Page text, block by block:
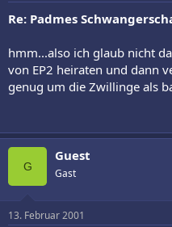
Re: Padmes
hmm...also ich glaub nicht
von EP2 heiraten und dann
genug um die Zwillinge als
G
Guest
Gast
13. Februar 2001